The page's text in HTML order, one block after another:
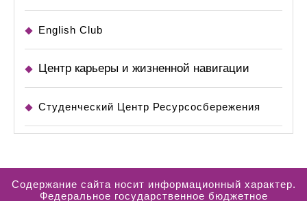
English Club
Центр карьеры и жизненной навигации
Студенческий Центр Ресурсосбережения
Содержание сайта носит информационный характер.
Федеральное государственное бюджетное